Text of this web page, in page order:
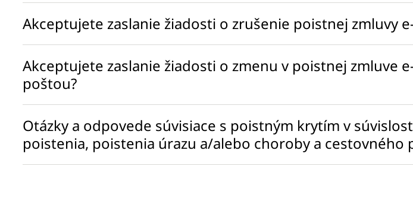
Akceptujete zaslanie žiadosti o zrušenie poistnej zmluvy
Akceptujete zaslanie žiadosti o zmenu v poistnej zmluve
poštou?
Otázky a odpovede súvisiace s poistným krytím v
poistenia, poistenia úrazu a/alebo choroby a cestovného